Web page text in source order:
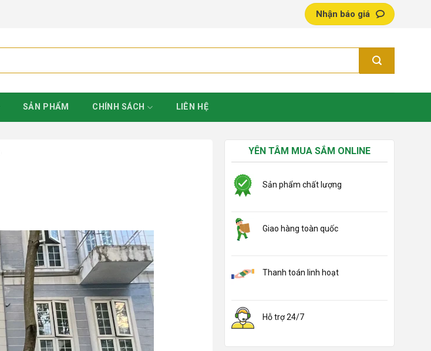
Nhận báo giá
SẢN PHẨM CHÍNH SÁCH LIÊN HỆ
YÊN TÂM MUA SẮM ONLINE
Sản phẩm chất lượng
Giao hàng toàn quốc
Thanh toán linh hoạt
Hỗ trợ 24/7